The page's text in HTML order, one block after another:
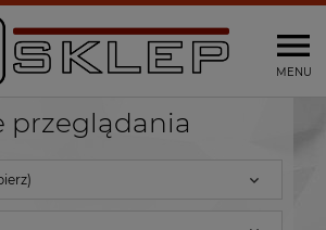
MENU
przeglądania